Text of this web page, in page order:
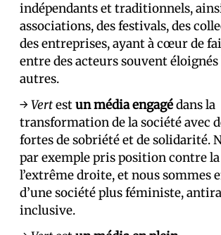
indépendants et traditionnels, ainsi
associations, des festivals, des
des entreprises, ayant à cœur de
entre des acteurs souvent éloignés
autres.
→Vertestun média engagédans la
transformation de la société avec
fortes de sobriété et de solidarité.
par exemple pris position contre
l’extrême droite, et nous sommes
d’une société plus féministe,
inclusive.